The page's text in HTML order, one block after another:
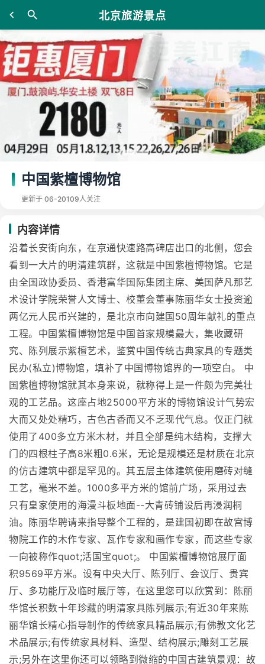
北京旅游景点
中国紫檀博物馆
更新于 06-20109人关注
内容详情
沿着长安街向东，在京通快速路高碑店出口的北侧，您会
看到一大片的明清建筑群，这就是中国紫檀博物馆。它是
由全国政协委员、香港富华国际集团主席、美国萨凡那艺
术设计学院荣誉人文博士、校董会董事陈丽华女士投资逾
两亿元人民币兴建的，是北京市向建国50周年献礼的重点
工程。中国紫檀博物馆是中国首家规模最大，集收藏研
究、陈列展示紫檀艺术，鉴赏中国传统古典家具的专题类
民办(私立)博物馆，填补了中国博物馆界的一项空白。 中
国紫檀博物馆就其本身来说，就称得上是一件颇为完美壮
观的工艺品。这座占地25000平方米的博物馆设计气势宏
大而又处处精巧，古色古香而又不乏现代气息。仅正门就
使用了400多立方米木材，并且全部是纯木结构，支撑大
门的四根柱子高8米粗0.6米，无论是规模还是材质在北京
的仿古建筑中都是罕见的。其五层主体建筑使用磨砖对缝
工艺，毫米不差。1000多平方米的馆前广场，采用过去
只有皇家使用的海漫斗板地面--大青砖铺设后再浸润桐
油。陈丽华聘请来指导整个工程的，是建国初即在故宫博
物院工作的木作专家、瓦作专家和画作专家，而这些专家
一向被称作quot;活国宝quot;。 中国紫檀博物馆展厅面
积9569平方米。设有中央大厅、陈列厅、会议厅、贵宾
厅、多功能厅及临时展厅等，在这里您可以欣赏到：陈丽
华馆长积数十年珍藏的明清家具陈列展示;有近30年来陈
丽华馆长精心指导制作的传统家具精品展示;有佛教文化艺
术品展示;有传统家具材料、造型、结构展示;雕刻工艺展
示;另外在这里你还可以领略到微缩的中国古建筑景观：故